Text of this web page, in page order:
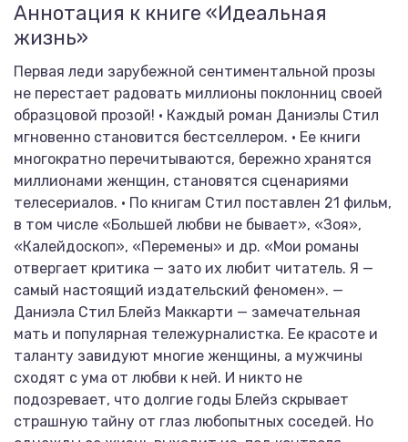
Аннотация к книге «Идеальная
жизнь»
Первая леди зарубежной сентиментальной прозы
не перестает радовать миллионы поклонниц своей
образцовой прозой! • Каждый роман Даниэлы Стил
мгновенно становится бестселлером. • Ее книги
многократно перечитываются, бережно хранятся
миллионами женщин, становятся сценариями
телесериалов. • По книгам Стил поставлен 21 фильм,
в том числе «Большей любви не бывает», «Зоя»,
«Калейдоскоп», «Перемены» и др. «Мои романы
отвергает критика — зато их любит читатель. Я —
самый настоящий издательский феномен». —
Даниэла Стил Блейз Маккарти — замечательная
мать и популярная тележурналистка. Ее красоте и
таланту завидуют многие женщины, а мужчины
сходят с ума от любви к ней. И никто не
подозревает, что долгие годы Блейз скрывает
страшную тайну от глаз любопытных соседей. Но